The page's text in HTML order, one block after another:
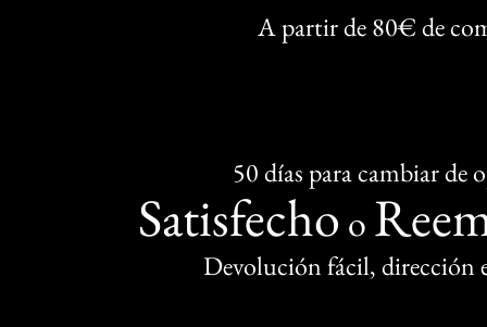
A partir de 80€ de
50 días para cambiar de
Satisfecho o
Devolución fácil, dirección